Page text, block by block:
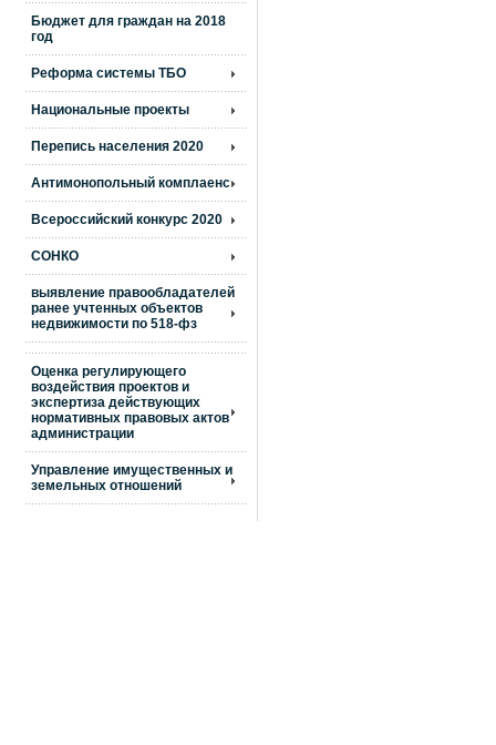
Бюджет для граждан на 2018
год
Реформа системы ТБО
Национальные проекты
Перепись населения 2020
Антимонопольный комплаенс
Всероссийский конкурс 2020
СОНКО
выявление правообладателей
ранее учтенных объектов
недвижимости по 518-фз
Оценка регулирующего
воздействия проектов и
экспертиза действующих
нормативных правовых актов
администрации
Управление имущественных и
земельных отношений